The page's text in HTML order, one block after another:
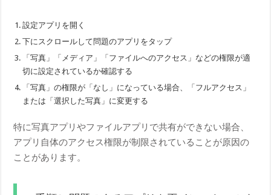
設定アプリを開く
下にスクロールして問題のアプリをタップ
「写真」「メディア」「ファイルへのアクセス」などの権限が適
切に設定されているか確認する
「写真」の権限が「なし」になっている場合、「フルアクセス」
または「選択した写真」に変更する
特に写真アプリやファイルアプリで共有ができない場合、
アプリ自体のアクセス権限が制限されていることが原因の
ことがあります。